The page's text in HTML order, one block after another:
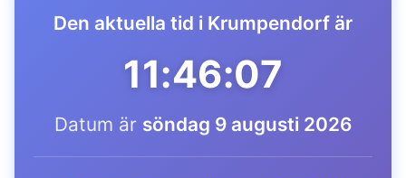
Den aktuella tid i Krumpendorf är
11:46:07
Datum är söndag 9 augusti 2026